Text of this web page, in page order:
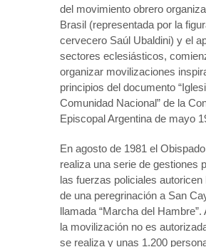
del movimiento obrero
Brasil (representada por la
cervecero Saúl Ubaldini) y el
sectores eclesiásticos,
organizar movilizaciones
principios del documento
Comunidad Nacional” de la
Episcopal Argentina de mayo
En agosto de 1981 el
realiza una serie de gestiones
las fuerzas policiales autoricen
de una peregrinación a San
llamada “Marcha del Hambre”.
la movilización no es
se realiza y unas 1.200